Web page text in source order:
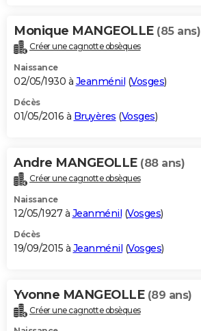
Monique MANGEOLLE (85 ans)
Créer une cagnotte obsèques
Naissance
02/05/1930 à Jeanménil (Vosges)
Décès
01/05/2016 à Bruyères (Vosges)
Andre MANGEOLLE (88 ans)
Créer une cagnotte obsèques
Naissance
12/05/1927 à Jeanménil (Vosges)
Décès
19/09/2015 à Jeanménil (Vosges)
Yvonne MANGEOLLE (89 ans)
Créer une cagnotte obsèques